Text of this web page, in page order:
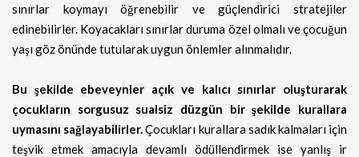
sınırlar koymayı öğrenebilir ve güçlendirici stratejiler
edinebilirler. Koyacakları sınırlar duruma özel olmalı ve çocuğun
yaşı göz önünde tutularak uygun önlemler alınmalıdır.
Bu şekilde ebeveynler açık ve kalıcı sınırlar oluşturarak
çocukların sorgusuz sualsiz düzgün bir şekilde kurallara
uymasını sağlayabilirler.Çocukları kurallara sadık kalmaları için
teşvik etmek amacıyla devamlı ödüllendirmek ise yanlış ir